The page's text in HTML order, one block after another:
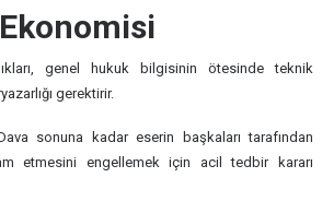
Ekonomisi
genel hukuk bilgisinin ötesinde teknik
gerektirir.
sonuna kadar eserin başkaları tarafından
etmesini engellemek için acil tedbir kararı